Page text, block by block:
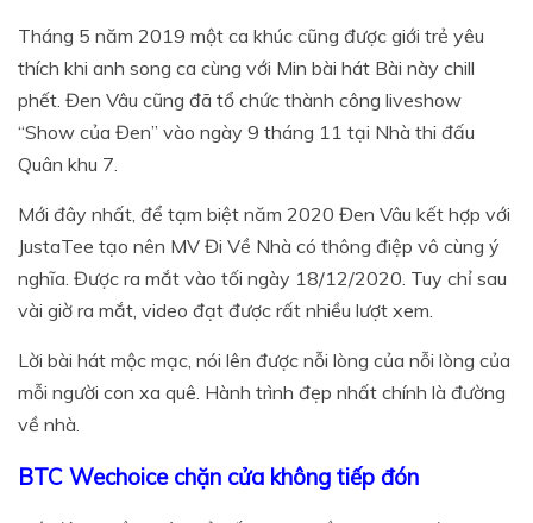
Tháng 5 năm 2019 một ca khúc cũng được giới trẻ yêu
thích khi anh song ca cùng với Min bài hát Bài này chill
phết. Đen Vâu cũng đã tổ chức thành công liveshow
“Show của Đen” vào ngày 9 tháng 11 tại Nhà thi đấu
Quân khu 7.
Mới đây nhất, để tạm biệt năm 2020 Đen Vâu kết hợp với
JustaTee tạo nên MV Đi Về Nhà có thông điệp vô cùng ý
nghĩa. Được ra mắt vào tối ngày 18/12/2020. Tuy chỉ sau
vài giờ ra mắt, video đạt được rất nhiều lượt xem.
Lời bài hát mộc mạc, nói lên được nỗi lòng của nỗi lòng của
mỗi người con xa quê. Hành trình đẹp nhất chính là đường
về nhà.
BTC Wechoice chặn cửa không tiếp đón